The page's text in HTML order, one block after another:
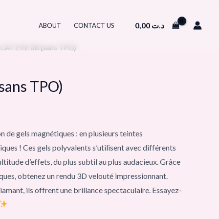
ABOUT CONTACT US د.ت 0,00
EYE 08 (sans TPO)
TPO)
de gels magnétiques : en plusieurs teintes
! Ces gels polyvalents s’utilisent avec différents
d’effets, du plus subtil au plus audacieux. Grâce
obtenez un rendu 3D velouté impressionnant.
ils offrent une brillance spectaculaire. Essayez-